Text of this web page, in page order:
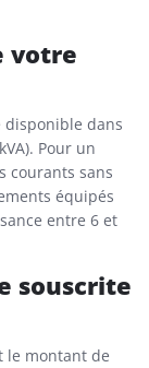
votre
disponible dans
Pour un
courants sans
équipés
entre 6 et
souscrite
le montant de